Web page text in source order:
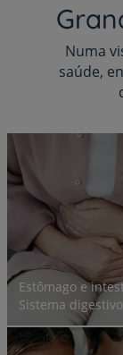
Numa
saúde,
Estômago e
Sistema digestivo